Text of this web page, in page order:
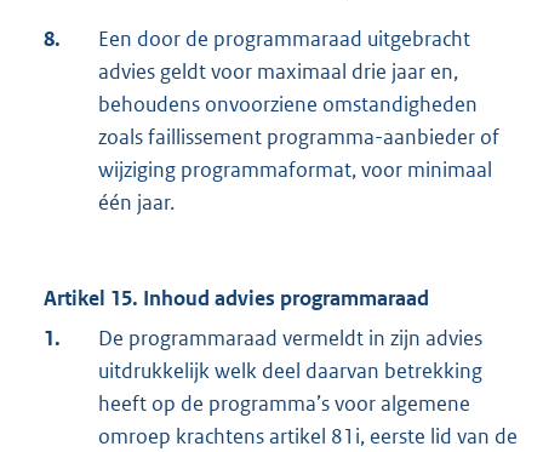
8.
Een door de programmaraad uitgebracht
advies geldt voor maximaal drie jaar en,
behoudens onvoorziene omstandigheden
zoals faillissement programma-aanbieder of
wijziging programmaformat, voor minimaal
één jaar.
Artikel 15. Inhoud advies programmaraad
1.
De programmaraad vermeldt in zijn advies
uitdrukkelijk welk deel daarvan betrekking
heeft op de programma’s voor algemene
omroep krachtens artikel 81i, eerste lid van de